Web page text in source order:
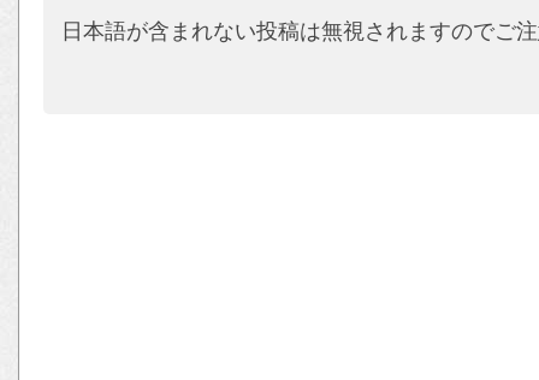
日本語が含まれない投稿は無視されますのでご